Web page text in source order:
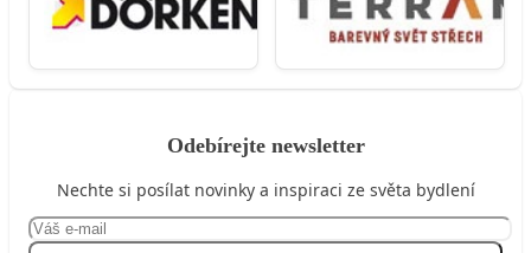
Odebírejte newsletter
Nechte si posílat novinky a inspiraci ze světa bydlení